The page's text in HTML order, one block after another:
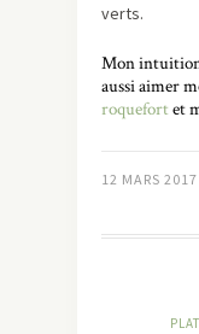
verts.
Mon
aussi aimer
roquefortet
12 MARS 2017